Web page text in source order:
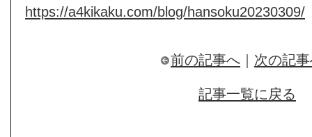
https://a4kikaku.com/blog/hansoku20230309/
前の記事へ ｜ 次の記
記事一覧に戻る